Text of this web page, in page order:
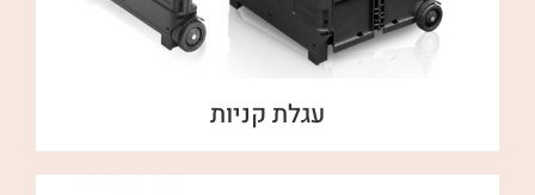
עגלת קניות